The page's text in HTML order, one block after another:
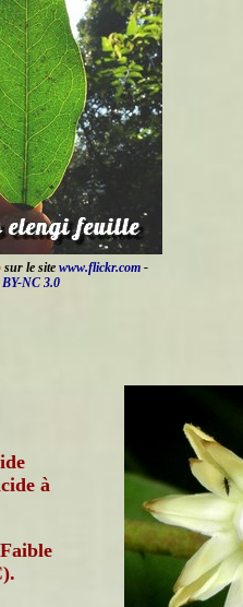
sur le site www.flickr.com -
NC 3.0
à